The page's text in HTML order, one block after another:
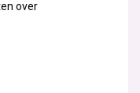
over